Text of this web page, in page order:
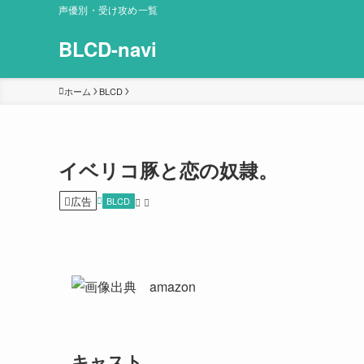
声優別・受け攻め一覧
BLCD-navi
ホーム BLCD
イベリコ豚と恋の奴隷。
広告 BLCD